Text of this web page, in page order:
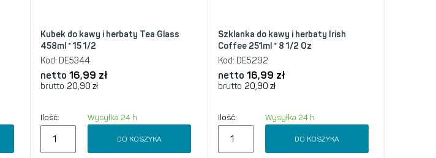
Kubek do kawy i herbaty Tea Glass
458ml * 15 1/2
Kod: DE5344
netto 16,99 zł
brutto 20,90zł
Ilość: Wysyłka 24 h
DO KOSZYKA
Szklanka do kawy i herbaty Irish
Coffee 251ml * 8 1/2 Oz
Kod: DE5292
netto 16,99 zł
brutto 20,90 zł
Ilość: Wysyłka 24 h
DO KOSZYKA